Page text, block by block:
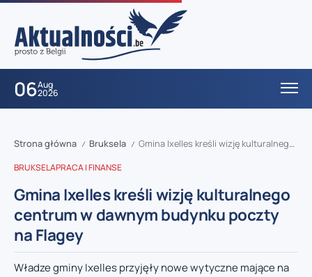
06Aug
2026
Strona główna / Bruksela / Gmina Ixelles kreśli wizję kulturalnego centrum w dawnym budynku poczty na Flagey
BRUKSELAPRACA I FINANSE
Gmina Ixelles kreśli wizję kulturalnego
centrum w dawnym budynku poczty
na Flagey
Władze gminy Ixelles przyjęły nowe wytyczne mające na